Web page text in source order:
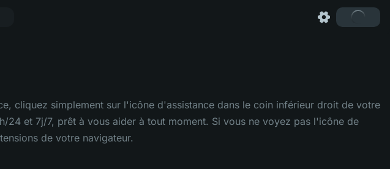
cliquez simplement sur l'icône d'assistance dans le coin inférieur droit de votre
24 et 7j/7, prêt à vous aider à tout moment. Si vous ne voyez pas l'icône de
de votre navigateur.